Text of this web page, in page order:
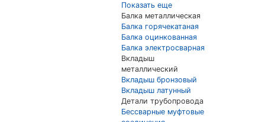
Показать еще
Балка металлическая
Балка горячекатаная
Балка оцинкованная
Балка электросварная
Вкладыш
металлический
Вкладыш бронзовый
Вкладыш латунный
Детали трубопровода
Бессварные муфтовые